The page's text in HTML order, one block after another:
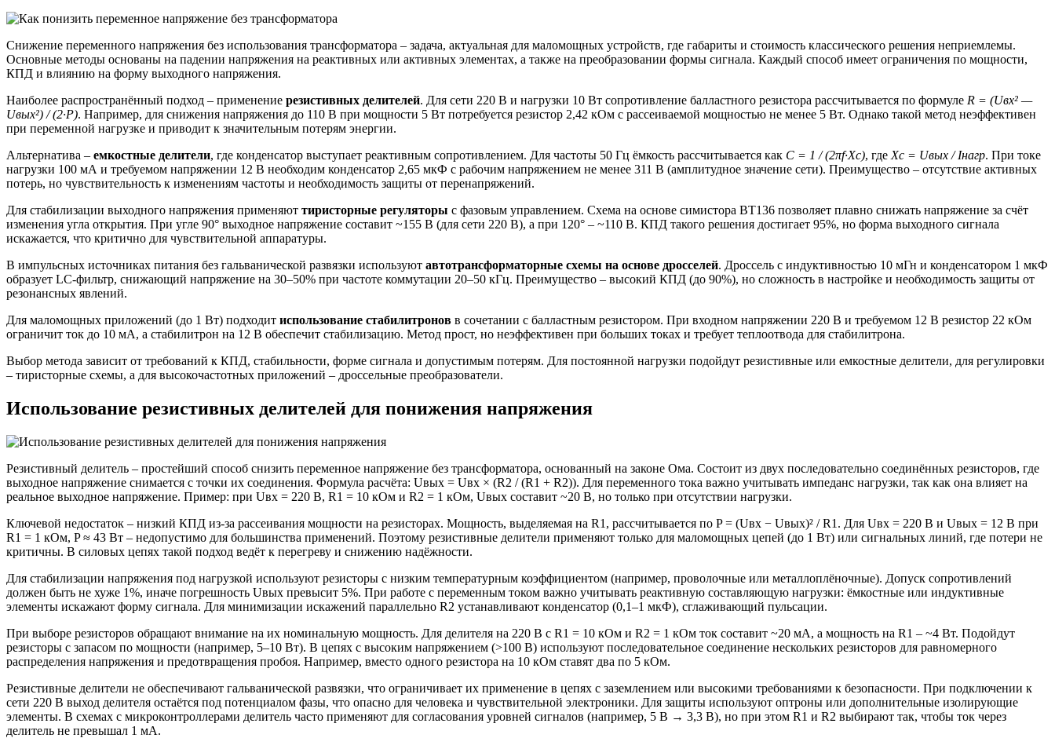
Снижение переменного напряжения без использования трансформатора – задача, актуальная для маломощных устройств, где габариты и стоимость классического решения неприемлемы.
Основные методы основаны на падении напряжения на реактивных или активных элементах, а также на преобразовании формы сигнала. Каждый способ имеет ограничения по мощности,
КПД и влиянию на форму выходного напряжения.
Наиболее распространённый подход – применение резистивных делителей. Для сети 220 В и нагрузки 10 Вт сопротивление балластного резистора рассчитывается по формуле R = (Uвх² —
Uвых²) / (2·P). Например, для снижения напряжения до 110 В при мощности 5 Вт потребуется резистор 2,42 кОм с рассеиваемой мощностью не менее 5 Вт. Однако такой метод неэффективен
при переменной нагрузке и приводит к значительным потерям энергии.
Альтернатива – емкостные делители, где конденсатор выступает реактивным сопротивлением. Для частоты 50 Гц ёмкость рассчитывается как C = 1 / (2πf·Xc), где Xc = Uвых / Iнагр. При токе
нагрузки 100 мА и требуемом напряжении 12 В необходим конденсатор 2,65 мкФ с рабочим напряжением не менее 311 В (амплитудное значение сети). Преимущество – отсутствие активных
потерь, но чувствительность к изменениям частоты и необходимость защиты от перенапряжений.
Для стабилизации выходного напряжения применяют тиристорные регуляторы с фазовым управлением. Схема на основе симистора BT136 позволяет плавно снижать напряжение за счёт
изменения угла открытия. При угле 90° выходное напряжение составит ~155 В (для сети 220 В), а при 120° – ~110 В. КПД такого решения достигает 95%, но форма выходного сигнала
искажается, что критично для чувствительной аппаратуры.
В импульсных источниках питания без гальванической развязки используют автотрансформаторные схемы на основе дросселей. Дроссель с индуктивностью 10 мГн и конденсатором 1 мкФ
образует LC-фильтр, снижающий напряжение на 30–50% при частоте коммутации 20–50 кГц. Преимущество – высокий КПД (до 90%), но сложность в настройке и необходимость защиты от
резонансных явлений.
Для маломощных приложений (до 1 Вт) подходит использование стабилитронов в сочетании с балластным резистором. При входном напряжении 220 В и требуемом 12 В резистор 22 кОм
ограничит ток до 10 мА, а стабилитрон на 12 В обеспечит стабилизацию. Метод прост, но неэффективен при больших токах и требует теплоотвода для стабилитрона.
Выбор метода зависит от требований к КПД, стабильности, форме сигнала и допустимым потерям. Для постоянной нагрузки подойдут резистивные или емкостные делители, для регулировки
– тиристорные схемы, а для высокочастотных приложений – дроссельные преобразователи.
Использование резистивных делителей для понижения напряжения
Резистивный делитель – простейший способ снизить переменное напряжение без трансформатора, основанный на законе Ома. Состоит из двух последовательно соединённых резисторов, где
выходное напряжение снимается с точки их соединения. Формула расчёта: Uвых = Uвх × (R2 / (R1 + R2)). Для переменного тока важно учитывать импеданс нагрузки, так как она влияет на
реальное выходное напряжение. Пример: при Uвх = 220 В, R1 = 10 кОм и R2 = 1 кОм, Uвых составит ~20 В, но только при отсутствии нагрузки.
Ключевой недостаток – низкий КПД из-за рассеивания мощности на резисторах. Мощность, выделяемая на R1, рассчитывается по P = (Uвх − Uвых)² / R1. Для Uвх = 220 В и Uвых = 12 В при
R1 = 1 кОм, P ≈ 43 Вт – недопустимо для большинства применений. Поэтому резистивные делители применяют только для маломощных цепей (до 1 Вт) или сигнальных линий, где потери не
критичны. В силовых цепях такой подход ведёт к перегреву и снижению надёжности.
Для стабилизации напряжения под нагрузкой используют резисторы с низким температурным коэффициентом (например, проволочные или металлоплёночные). Допуск сопротивлений
должен быть не хуже 1%, иначе погрешность Uвых превысит 5%. При работе с переменным током важно учитывать реактивную составляющую нагрузки: ёмкостные или индуктивные
элементы искажают форму сигнала. Для минимизации искажений параллельно R2 устанавливают конденсатор (0,1–1 мкФ), сглаживающий пульсации.
При выборе резисторов обращают внимание на их номинальную мощность. Для делителя на 220 В с R1 = 10 кОм и R2 = 1 кОм ток составит ~20 мА, а мощность на R1 – ~4 Вт. Подойдут
резисторы с запасом по мощности (например, 5–10 Вт). В цепях с высоким напряжением (>100 В) используют последовательное соединение нескольких резисторов для равномерного
распределения напряжения и предотвращения пробоя. Например, вместо одного резистора на 10 кОм ставят два по 5 кОм.
Резистивные делители не обеспечивают гальванической развязки, что ограничивает их применение в цепях с заземлением или высокими требованиями к безопасности. При подключении к
сети 220 В выход делителя остаётся под потенциалом фазы, что опасно для человека и чувствительной электроники. Для защиты используют оптроны или дополнительные изолирующие
элементы. В схемах с микроконтроллерами делитель часто применяют для согласования уровней сигналов (например, 5 В → 3,3 В), но при этом R1 и R2 выбирают так, чтобы ток через
делитель не превышал 1 мА.